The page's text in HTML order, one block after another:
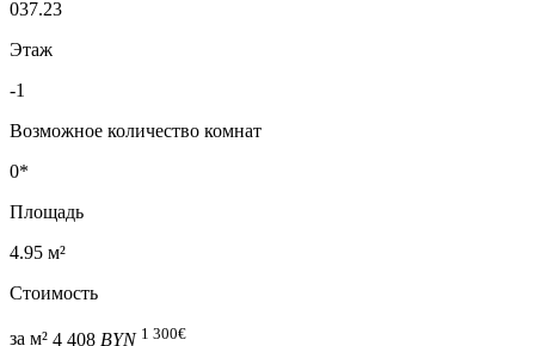
037.23
Этаж
-1
Возможное количество комнат
0*
Площадь
4.95 м²
Стоимость
за м² 4 408 BYN 1 300€